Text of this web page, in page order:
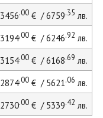
3456.00€ / 6759.35 лв.
3194.00€ / 6246.92 лв.
3154.00€ / 6168.69 лв.
2874.00€ / 5621.06 лв.
2730.00€ / 5339.42 лв.